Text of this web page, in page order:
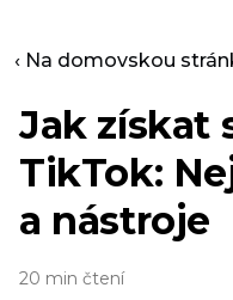
‹ Na domovskou
Jak získat
TikTok:
a nástroje
20 min čtení